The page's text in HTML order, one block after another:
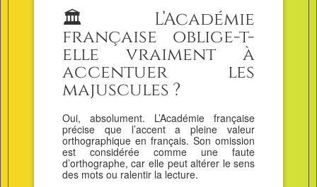
🏛️ L’Académie
française oblige-t-
elle vraiment à
accentuer les
majuscules ?
Oui, absolument. L’Académie française
précise que l’accent a pleine valeur
orthographique en français. Son omission
est considérée comme une faute
d’orthographe, car elle peut altérer le sens
des mots ou ralentir la lecture.